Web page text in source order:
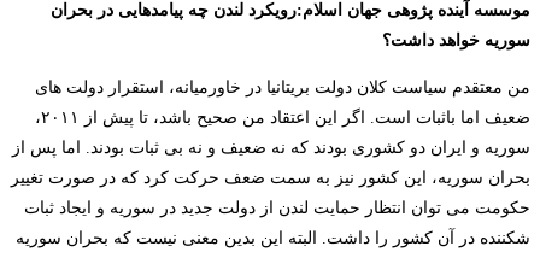
موسسه آینده پژوهی جهان اسلام:رویکرد لندن چه پیامدهایی در بحران
سوریه خواهد داشت؟
من معتقدم سیاست کلان دولت بریتانیا در خاورمیانه، استقرار دولت های
ضعیف اما باثبات است. اگر این اعتقاد من صحیح باشد، تا پیش از ۲۰۱۱،
سوریه و ایران دو کشوری بودند که نه ضعیف و نه بی ثبات بودند. اما پس از
بحران سوریه، این کشور نیز به سمت ضعف حرکت کرد که در صورت تغییر
حکومت می توان انتظار حمایت لندن از دولت جدید در سوریه و ایجاد ثبات
شکننده در آن کشور را داشت. البته این بدین معنی نیست که بحران سوریه